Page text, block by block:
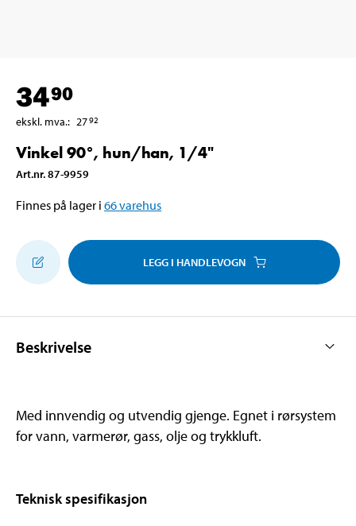
3490
ekskl. mva.: 2792
Vinkel 90°, hun/han, 1/4"
Art.nr.87-9959
Finnes på lager i 66varehus
LEGG I HANDLEVOGN
Beskrivelse
Med innvendig og utvendig gjenge. Egnet i rørsystem
for vann, varmerør, gass, olje og trykkluft.
Teknisk spesifikasjon